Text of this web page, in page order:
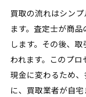
正確な査
買取業者
広島県呉
買取後の
地域特有の市
買取を成功さ
買取の流れはシン
ます。査定士が商
します。その後、
われます。このプ
現金に変わるため
に、買取業者が自